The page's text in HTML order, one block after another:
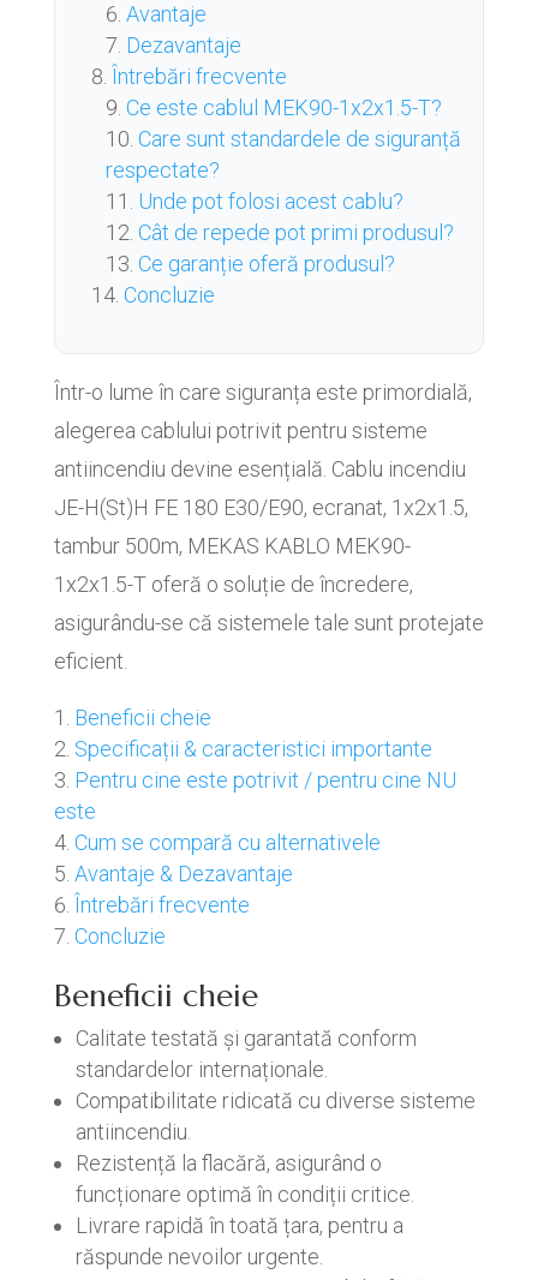
Avantaje
Dezavantaje
Întrebări frecvente
Ce este cablul MEK90-1x2x1.5-T?
Care sunt standardele de siguranță
respectate?
Unde pot folosi acest cablu?
Cât de repede pot primi produsul?
Ce garanție oferă produsul?
Concluzie
Într-o lume în care siguranța este primordială,
alegerea cablului potrivit pentru sisteme
antiincendiu devine esențială. Cablu incendiu
JE-H(St)H FE 180 E30/E90, ecranat, 1x2x1.5,
tambur 500m, MEKAS KABLO MEK90-
1x2x1.5-T oferă o soluție de încredere,
asigurându-se că sistemele tale sunt protejate
eficient.
Beneficii cheie
Specificații & caracteristici importante
Pentru cine este potrivit / pentru cine NU
este
Cum se compară cu alternativele
Avantaje & Dezavantaje
Întrebări frecvente
Concluzie
Beneficii cheie
Calitate testată și garantată conform
standardelor internaționale.
Compatibilitate ridicată cu diverse sisteme
antiincendiu.
Rezistență la flacără, asigurând o
funcționare optimă în condiții critice.
Livrare rapidă în toată țara, pentru a
răspunde nevoilor urgente.